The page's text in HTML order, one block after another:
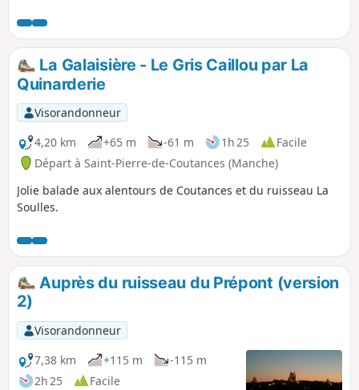
La Galaisière - Le Gris Caillou par La
Quinarderie
Visorandonneur
4,20 km
+65 m -61 m 1h 25
Facile
Départ à Saint-Pierre-de-Coutances (Manche)
Jolie balade aux alentours de Coutances et du ruisseau La
Soulles.
Auprès du ruisseau du Prépont (version
2)
Visorandonneur
7,38 km
+115 m
-115 m
2h 25
Facile